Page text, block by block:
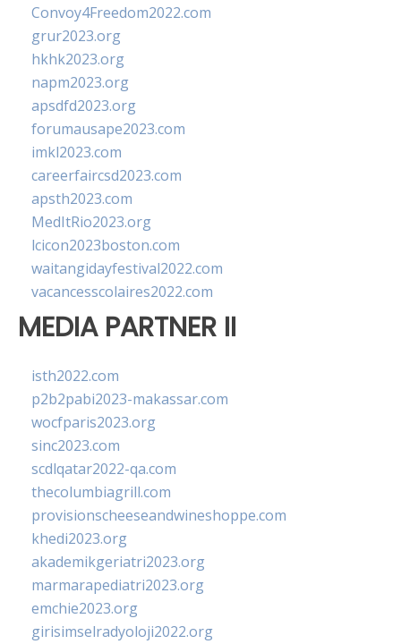
Convoy4Freedom2022.com
grur2023.org
hkhk2023.org
napm2023.org
apsdfd2023.org
forumausape2023.com
imkl2023.com
careerfaircsd2023.com
apsth2023.com
MedItRio2023.org
lcicon2023boston.com
waitangidayfestival2022.com
vacancesscolaires2022.com
MEDIA PARTNER II
isth2022.com
p2b2pabi2023-makassar.com
wocfparis2023.org
sinc2023.com
scdlqatar2022-qa.com
thecolumbiagrill.com
provisionscheeseandwineshoppe.com
khedi2023.org
akademikgeriatri2023.org
marmarapediatri2023.org
emchie2023.org
girisimselradyoloji2022.org